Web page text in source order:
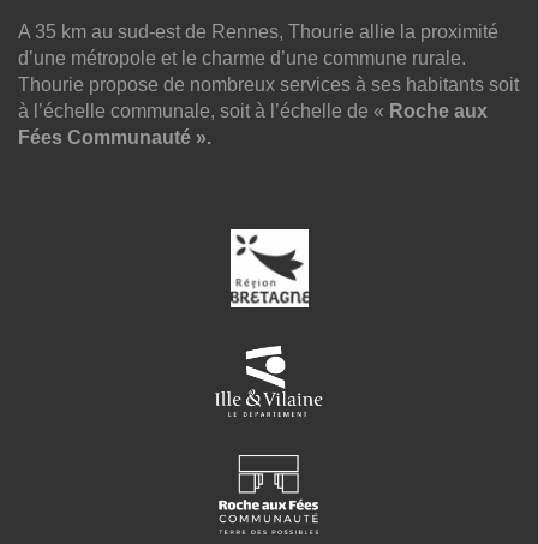
A 35 km au sud-est de Rennes, Thourie allie la proximité
d’une métropole et le charme d’une commune rurale.
Thourie propose de nombreux services à ses habitants soit
à l’échelle communale, soit à l’échelle de « Roche aux
Fées Communauté ».